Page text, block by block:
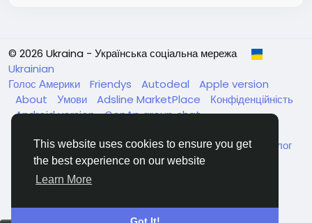
This website uses cookies to ensure you get
the best experience on our website
Learn More
© 2026 Ukraina - Українська соціальна мережа
Ukrainian
Голос Америки
Friendys Autodeal
Apple version
About
Умови Adsline MarketPlace
Конфіденційність
Android version GenAp group chat
Нагодуйте голодних та безпритульних в Україні
Каталог